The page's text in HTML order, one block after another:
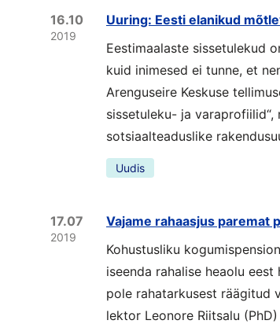
16.10
2019
Uuring: Eesti elanikud
Eestimaalaste sissetulekud
kuid inimesed ei tunne, et
Arenguseire Keskuse
sissetuleku- ja
sotsiaalteaduslike
Uudis
17.07
2019
Vajame rahaasjus paremat
Kohustusliku
iseenda rahalise heaolu
pole rahatarkusest räägitud
lektor Leonore Riitsalu